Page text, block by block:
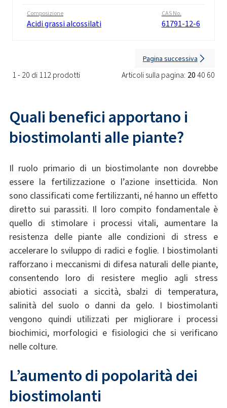
Composizione
Acidi grassi alcossilati
CAS No.
61791-12-6
1 - 20 di 112 prodotti Articoli sulla pagina: 2040 60
Pagina successiva
Quali benefici apportano i
biostimolanti alle piante?
Il ruolo primario di un biostimolante non dovrebbe
essere la fertilizzazione o l’azione insetticida. Non
sono classificati come fertilizzanti, né hanno un effetto
diretto sui parassiti. Il loro compito fondamentale è
quello di stimolare i processi vitali, aumentare la
resistenza delle piante alle condizioni di stress e
accelerare lo sviluppo di radici e foglie. I biostimolanti
rafforzano i meccanismi di difesa naturali delle piante,
consentendo loro di resistere meglio agli stress
abiotici associati a siccità, sbalzi di temperatura,
salinità del suolo o danni da gelo. I biostimolanti
vengono quindi utilizzati per migliorare i processi
biochimici, morfologici e fisiologici che si verificano
nelle colture.
L’aumento di popolarità dei
biostimolanti